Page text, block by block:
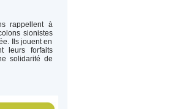
rappellent à
sionistes
Ils jouent en
leurs forfaits
solidarité de